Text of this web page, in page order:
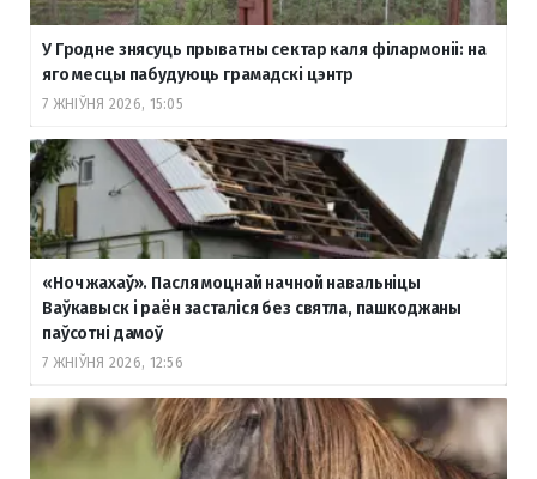
У Гродне знясуць прыватны сектар каля філармоніі: на
яго месцы пабудуюць грамадскі цэнтр
7 ЖНІЎНЯ 2026, 15:05
«Ноч жахаў». Пасля моцнай начной навальніцы
Ваўкавыск і раён засталіся без святла, пашкоджаны
паўсотні дамоў
7 ЖНІЎНЯ 2026, 12:56